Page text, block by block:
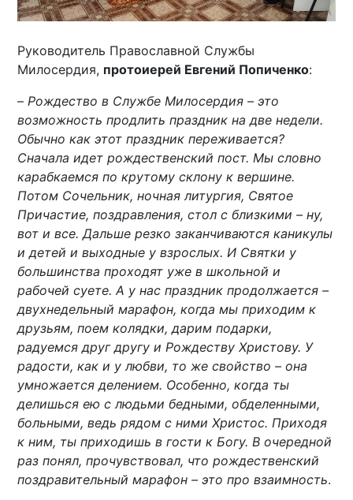
Руководитель Православной Службы
Милосердия, протоиерей Евгений Попиченко:
– Рождество в Службе Милосердия – это
возможность продлить праздник на две недели.
Обычно как этот праздник переживается?
Сначала идет рождественский пост. Мы словно
карабкаемся по крутому склону к вершине.
Потом Сочельник, ночная литургия, Святое
Причастие, поздравления, стол с близкими – ну,
вот и все. Дальше резко заканчиваются каникулы
и детей и выходные у взрослых. И Святки у
большинства проходят уже в школьной и
рабочей суете. А у нас праздник продолжается –
двухнедельный марафон, когда мы приходим к
друзьям, поем колядки, дарим подарки,
радуемся друг другу и Рождеству Христову. У
радости, как и у любви, то же свойство – она
умножается делением. Особенно, когда ты
делишься ею с людьми бедными, обделенными,
больными, ведь рядом с ними Христос. Приходя
к ним, ты приходишь в гости к Богу. В очередной
раз понял, прочувствовал, что рождественский
поздравительный марафон – это про взаимность.